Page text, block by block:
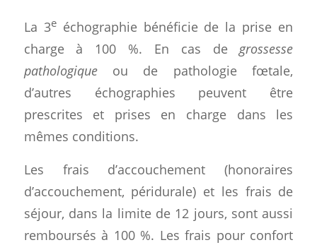
La 3eéchographie bénéficie de la prise en
charge à 100 %. En cas degrossesse
pathologiqueou de pathologie fœtale,
d’autres échographies peuvent être
prescrites et prises en charge dans les
mêmes conditions.
Les frais d’accouchement (honoraires
d’accouchement, péridurale) et les frais de
séjour, dans la limite de 12 jours, sont aussi
remboursés à 100 %. Les frais pour confort